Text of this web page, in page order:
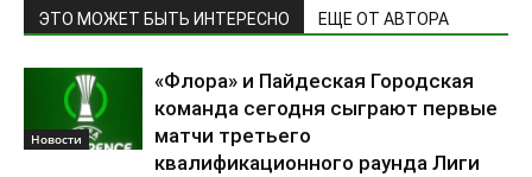
ЭТО МОЖЕТ БЫТЬ ИНТЕРЕСНО ЕЩЕ ОТ АВТОРА
Новости
«Флора» и Пайдеская Городская
команда сегодня сыграют первые
матчи третьего
квалификационного раунда Лиги